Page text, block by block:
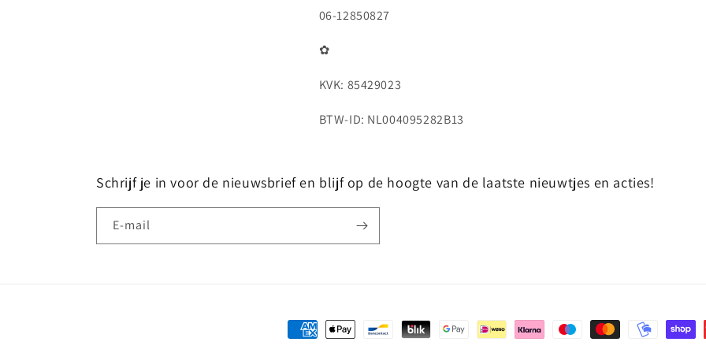
06-12850827
✿
KVK: 85429023
BTW-ID: NL004095282B13
Schrijf je in voor de nieuwsbrief en blijf op de hoogte van de laatste nieuwtjes en acties!
E‑mail
Betaalmethoden